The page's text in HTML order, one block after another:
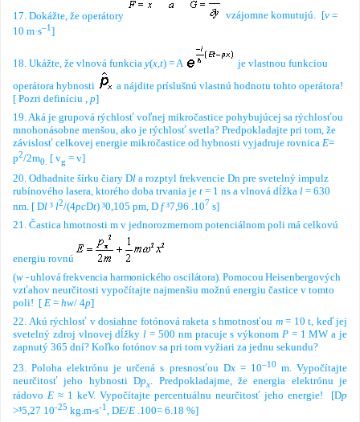
17. Dokážte, že operátory vzájomne komutujú. [v =
10 m·s–1]
18. Ukážte, že vlnová funkcia y(x,t) = A
je vlastnou funkciou
operátora hybnosti
a nájdite príslušnú vlastnú hodnotu tohto operátora!
[ Pozri definíciu , p]
19. Aká je grupová rýchlosť voľnej mikročastice pohybujúcej sa rýchlosťou
mnohonásobne menšou, ako je rýchlosť svetla? Predpokladajte pri tom, že
závislosť celkovej energie mikročastice od hybnosti vyjadruje rovnica E=
p2/2m0. [ vg = v]
20. Odhadnite šírku čiary Dl a rozptyl frekvencie Dn pre svetelný impulz
rubínového lasera, ktorého doba trvania je t = 1 ns a vlnová dĺžka l = 630
nm. [ Dl ³ l2/(4pcDt) ³0,105 pm, D f ³7,96 .107 s]
21. Častica hmotnosti m v jednorozmernom potenciálnom poli má celkovú
energiu rovnú
(w- uhlová frekvencia harmonického oscilátora). Pomocou Heisenbergových
vzťahov neurčitosti vypočítajte najmenšiu možnú energiu častice v tomto
poli! [ E = hw/ 4p]
22. Akú rýchlosť v dosiahne fotónová raketa s hmotnosťou m= 10 t, keď jej
svetelný zdroj vlnovej dĺžky l = 500 nm pracuje s výkonom P= 1 MW a je
zapnutý 365 dní? Koľko fotónov sa pri tom vyžiari za jednu sekundu?
23. Poloha elektrónu je určená s presnosťou Dx= 10–10 m. Vypočítajte
neurčitosť jeho hybnostiDpx. Predpokladajme, že energia elektrónu je
rádovo E ≈ 1 keV. Vypočítajte percentuálnu neurčitosť jeho energie! [Dp
>³5,27 10-25 kg.m-s-1, DE/E .100= 6.18 %]